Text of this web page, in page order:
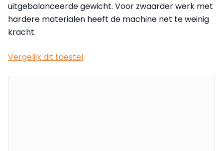
uitgebalanceerde gewicht. Voor zwaarder werk met
hardere materialen heeft de machine net te weinig
kracht.
Vergelijk dit toestel